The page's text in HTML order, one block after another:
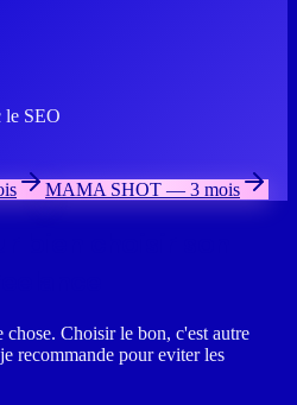
le SEO
MAMA SHOT — 3 mois
Choisir le bon, c'est autre
recommande pour eviter les